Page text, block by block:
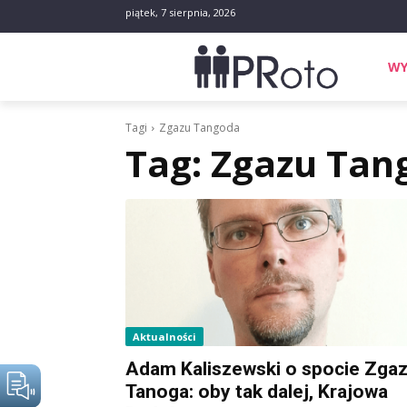
piątek, 7 sierpnia, 2026
Tagi Zgazu Tangoda
Tag: Zgazu
Aktualności
Adam Kaliszewski o spocie
Tanoga: oby tak dalej, Krajowa